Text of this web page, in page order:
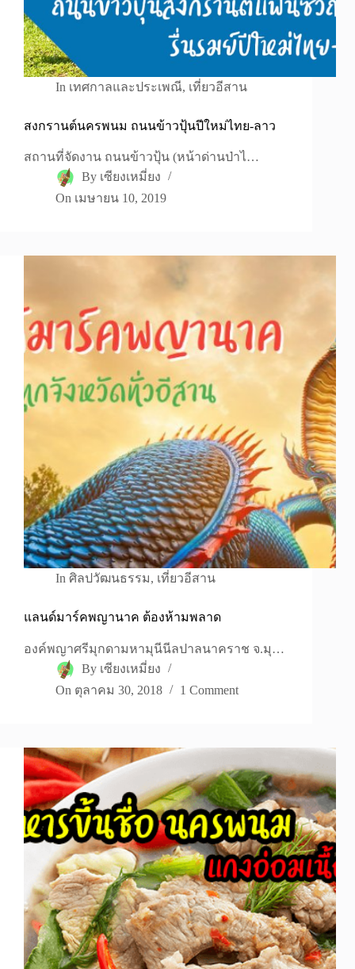
In เทศกาลและประเพณี, เที่ยวอีสาน
สงกรานต์นครพนม ถนนข้าวปุ้นปีใหม่ไทย-ลาว
สถานที่จัดงาน ถนนข้าวปุ้น (หน้าด่านป่าไ…
By เซียงเหมี่ยง
On เมษายน 10, 2019
In ศิลปวัฒนธรรม, เที่ยวอีสาน
แลนด์มาร์คพญานาค ต้องห้ามพลาด
องค์พญาศรีมุกดามหามุนีนีลปาลนาคราช จ.มุ…
By เซียงเหมี่ยง
On ตุลาคม 30, 2018 1 Comment